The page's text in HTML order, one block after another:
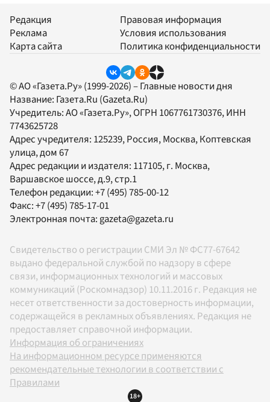
Редакция
Реклама
Карта сайта
Правовая информация
Условия использования
Политика конфиденциальности
© АО «Газета.Ру» (1999-2026) – Главные новости дня
Название: Газета.Ru (Gazeta.Ru)
Учредитель:АО «Газета.Ру», ОГРН 1067761730376, ИНН
7743625728
Адрес учредителя: 125239, Россия, Москва, Коптевская
улица, дом 67
Адрес редакции и издателя: 117105, г. Москва,
Варшавское шоссе, д.9, стр.1
Телефон редакции:+7 (495) 785-00-12
Факс:+7 (495) 785-17-01
Электронная почта:gazeta@gazeta.ru
Свидетельство о регистрации СМИ Эл № ФС77-67642
выдано федеральной службой по надзору в сфере
связи, информационных технологий и массовых
коммуникаций (Роскомнадзор) 10.11.2016 г. Редакция не
несет ответственности за достоверность информации,
содержащейся в рекламных объявлениях. Редакция не
предоставляет справочной информации.
Информация об ограничениях
На информационном ресурсе применяются
рекомендательные технологии в соответствии с
Правилами
18+